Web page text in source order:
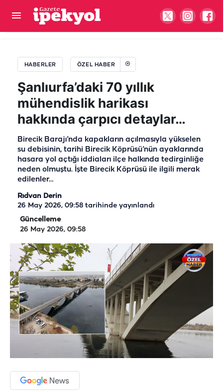
HABERLER ÖZEL HABER
Şanlıurfa’daki 70 yıllık
mühendislik harikası
hakkında çarpıcı detaylar…
Birecik Barajı’nda kapakların açılmasıyla yükselen
su debisinin, tarihi Birecik Köprüsü’nün ayaklarında
hasara yol açtığı iddiaları ilçe halkında tedirginliğe
neden olmuştu. İşte Birecik Köprüsü ile ilgili merak
edilenler…
Rıdvan Derin
26 May 2026, 09:58 tarihinde yayınlandı
Güncelleme
26 May 2026, 09:58
Dileği kabul olan içli köfte dağıtıyor! Şanlıurfa’daki